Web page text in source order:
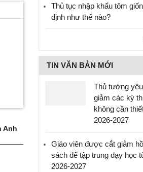
Anh
Thủ tục nhập khẩu tôm
định như thế nào?
TIN VĂN BẢN MỚI
Thủ tướng
giảm các kỳ
không cần
2026-2027
Giáo viên được cắt giảm
sách để tập trung dạy học
2026-2027